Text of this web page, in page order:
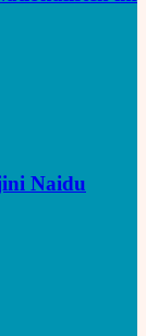
Naidu